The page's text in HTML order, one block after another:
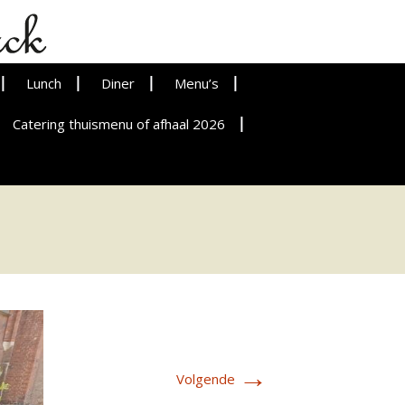
Lunch Diner Menu’s
Catering thuismenu of afhaal 2026
Volgende →